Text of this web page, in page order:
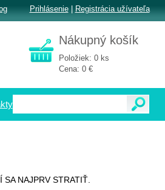
NAJPRV STRATIŤ.
Nákupný košík
Položiek: 0 ks
Cena: 0 €
Prihlásenie| Registrácia užívateľa